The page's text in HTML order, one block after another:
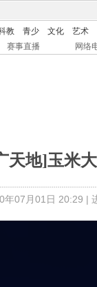
教 青少 文化
艺术
赛事直播 网络
天地]玉米
年07月01日 20:29 |